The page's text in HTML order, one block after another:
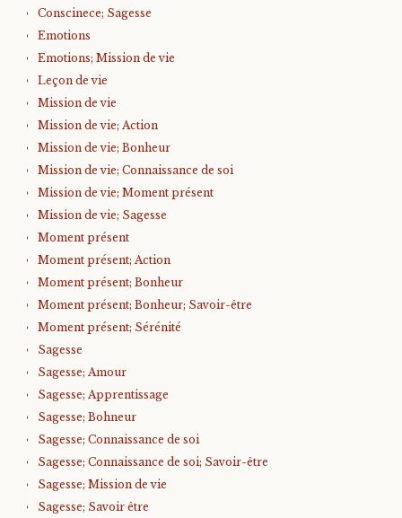
Conscinece; Sagesse
Emotions
Emotions; Mission de vie
Leçon de vie
Mission de vie
Mission de vie; Action
Mission de vie; Bonheur
Mission de vie; Connaissance de soi
Mission de vie; Moment présent
Mission de vie; Sagesse
Moment présent
Moment présent; Action
Moment présent; Bonheur
Moment présent; Bonheur; Savoir-être
Moment présent; Sérénité
Sagesse
Sagesse; Amour
Sagesse; Apprentissage
Sagesse; Bohneur
Sagesse; Connaissance de soi
Sagesse; Connaissance de soi; Savoir-être
Sagesse; Mission de vie
Sagesse; Savoir être